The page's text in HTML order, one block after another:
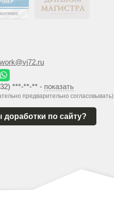
***-**-** - показать
предварительно согласовывать)
доработки по сайту?